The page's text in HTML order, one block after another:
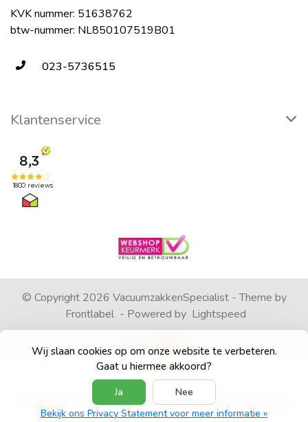
Wij slaan cookies op om onze website te verbeteren.
Gaat u hiermee akkoord?
Ja
Nee
Bekijk ons Privacy Statement voor meer informatie »
KVK nummer: 51638762
btw-nummer: NL850107519B01
023-5736515
Klantenservice
© Copyright 2026 VacuumzakkenSpecialist - Theme by
Frontlabel - Powered by Lightspeed
sterren op basis van1792beoordelingen.